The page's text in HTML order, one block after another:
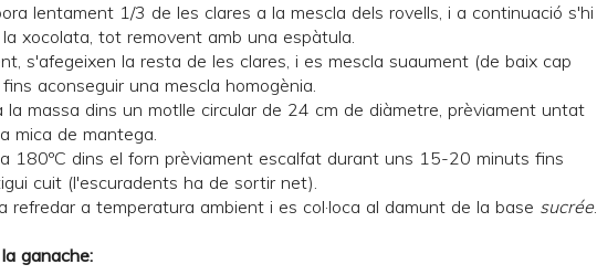
lentament 1/3 de les clares a la mescla dels rovells, i a continuació s'hi
xocolata, tot removent amb una espàtula.
s'afegeixen la resta de les clares, i es mescla suaument (de baix cap
aconseguir una mescla homogènia.
la massa dins un motlle circular de 24 cm de diàmetre, prèviament untat
mica de mantega.
180ºC dins el forn prèviament escalfat durant uns 15-20 minuts fins
cuit (l'escuradents ha de sortir net).
refredar a temperatura ambient i es col·loca al damunt de la base sucrée.
ganache: